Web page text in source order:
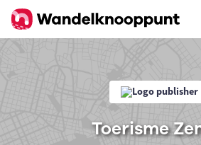
Toerisme